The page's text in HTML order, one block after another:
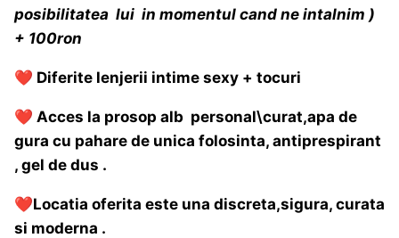
posibilitatea lui in momentul cand ne intalnim )
+ 100ron
❤️ Diferite lenjerii intime sexy + tocuri
❤️ Acces la prosop alb personal\curat,apa de
gura cu pahare de unica folosinta, antiprespirant
, gel de dus .
❤️Locatia oferita este una discreta,sigura, curata
si moderna .